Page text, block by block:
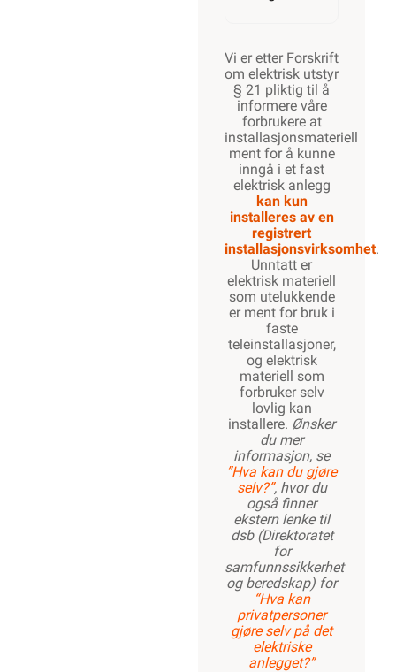
Vi er etter Forskrift
om elektrisk utstyr
§ 21 pliktig til å
informere våre
forbrukere at
installasjonsmateriell
ment for å kunne
inngå i et fast
elektrisk anlegg
kan kun
installeres av en
registrert
installasjonsvirksomhet.
Unntatt er
elektrisk materiell
som utelukkende
er ment for bruk i
faste
teleinstallasjoner,
og elektrisk
materiell som
forbruker selv
lovlig kan
installere. Ønsker
du mer
informasjon, se
”Hva kan du gjøre
selv?”, hvor du
også finner
ekstern lenke til
dsb (Direktoratet
for
samfunnssikkerhet
og beredskap) for
“Hva kan
privatpersoner
gjøre selv på det
elektriske
anlegget?”